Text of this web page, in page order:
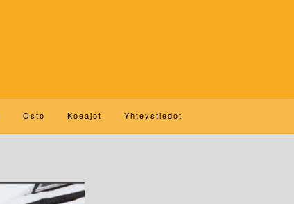
Osto Koeajot Yhteystiedot